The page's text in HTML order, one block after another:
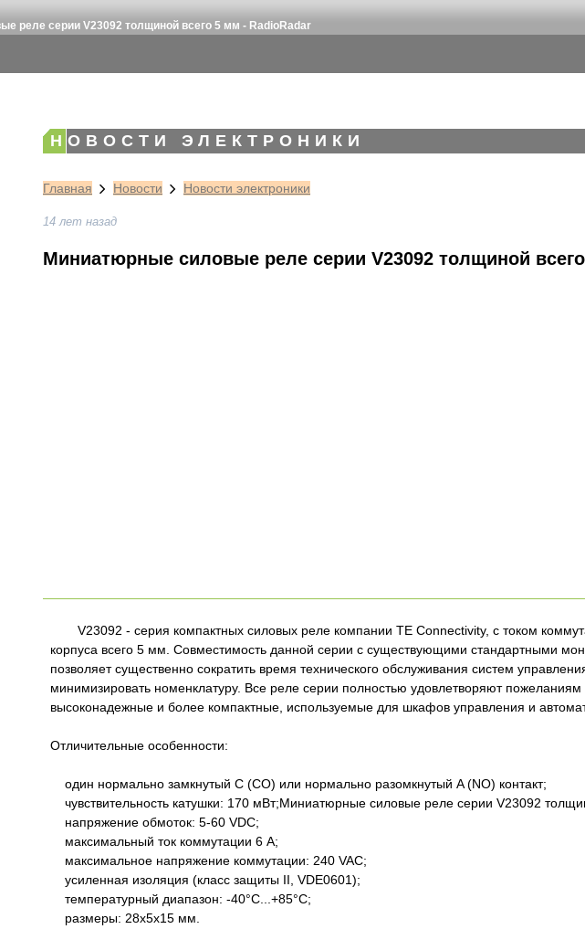
реле серии V23092 толщиной всего 5 мм - RadioRadar
НОВОСТИ ЭЛЕКТРОНИКИ
Главная Новости Новости электроники
14 лет назад
Миниатюрные силовые реле серии V23092 толщиной
V23092 - серия компактных силовых реле компании TE Connectivity, с током
корпуса всего 5 мм. Совместимость данной серии с существующими стандартными
позволяет существенно сократить время технического обслуживания систем
минимизировать номенклатуру. Все реле серии полностью удовлетворяют пожеланиям
высоконадежные и более компактные, используемые для шкафов управления и
Отличительные особенности:
один нормально замкнутый C (CO) или нормально разомкнутый A (NO) контакт;
чувствительность катушки: 170 мВт;Миниатюрные силовые реле серии V23092
напряжение обмоток: 5-60 VDC;
максимальный ток коммутации 6 А;
максимальное напряжение коммутации: 240 VAC;
усиленная изоляция (класс защиты II, VDE0601);
температурный диапазон: -40°С...+85°C;
размеры: 28x5x15 мм.